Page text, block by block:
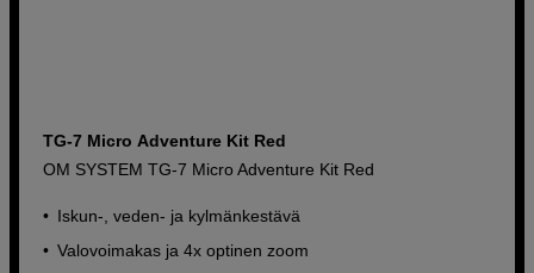
TG-7 Micro Adventure Kit Red
OM SYSTEM TG-7 Micro Adventure Kit Red
Iskun-, veden- ja kylmänkestävä
Valovoimakas ja 4x optinen zoom